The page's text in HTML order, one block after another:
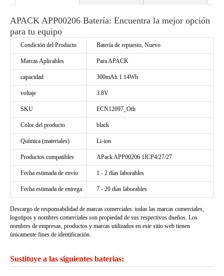
APACK APP00206 Batería: Encuentra la mejor opción
para tu equipo
Condición del Producto Batería de repuesto, Nuevo
Marcas Aplicables Para APACK
capacidad 300mAh 1.14Wh
voltaje 3.8V
SKU ECN12097_Oth
Color del producto black
Química (materiales) Li-ion
Productos compatibles APack APP00206 1ICP4/27/27
Fecha estimada de envío 1 - 2 días laborables
Fecha estimada de entrega 7 - 20 días laborables
Descargo de responsabilidad de marcas comerciales: todas las marcas comerciales,
logotipos y nombres comerciales son propiedad de sus respectivos dueños. Los
nombres de empresas, productos y marcas utilizados en este sitio web tienen
únicamente fines de identificación.
Sustituye a las siguientes baterias: